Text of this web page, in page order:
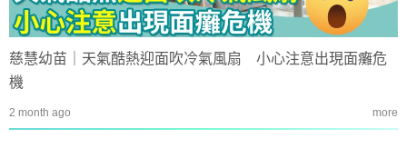
慈慧幼苗｜天氣酷熱迎面吹冷氣風扇 小心注意出現面癱危
機
2 month ago more